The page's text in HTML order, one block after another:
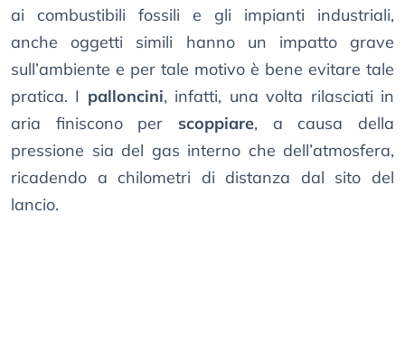
ai combustibili fossili e gli impianti industriali,
anche oggetti simili hanno un impatto grave
sull’ambiente e per tale motivo è bene evitare tale
pratica. I palloncini, infatti, una volta rilasciati in
aria finiscono per scoppiare, a causa della
pressione sia del gas interno che dell’atmosfera,
ricadendo a chilometri di distanza dal sito del
lancio.